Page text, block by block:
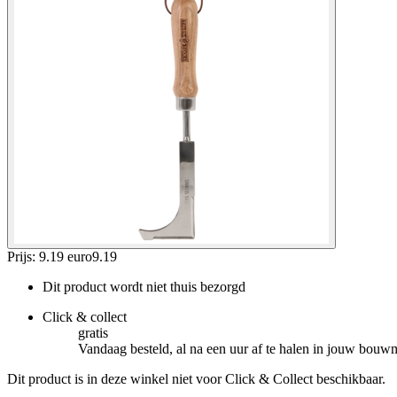
Prijs: 9.19 euro9.19
Dit product wordt niet thuis bezorgd
Click & collect
gratis
Vandaag besteld, al na een uur af te halen in jouw
Dit product is in deze winkel niet voor Click & Collect beschikbaar.